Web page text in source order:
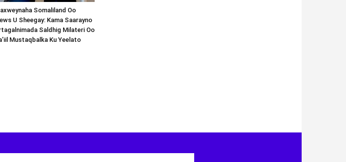
Somaliland Oo
U Sheegay: Kama Saarayno
Saldhig Milateri Oo
Mustaqbalka Ku Yeelato